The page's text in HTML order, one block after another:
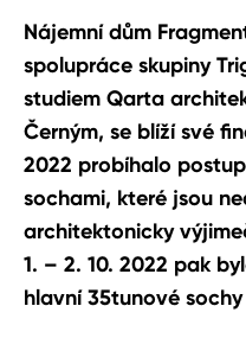
Nájemní dům
spolupráce skupiny
studiem Qarta
Černým, se blíží své
2022 probíhalo
sochami, které jsou
architektonicky
1. – 2. 10. 2022 pak
hlavní 35tunové sochy